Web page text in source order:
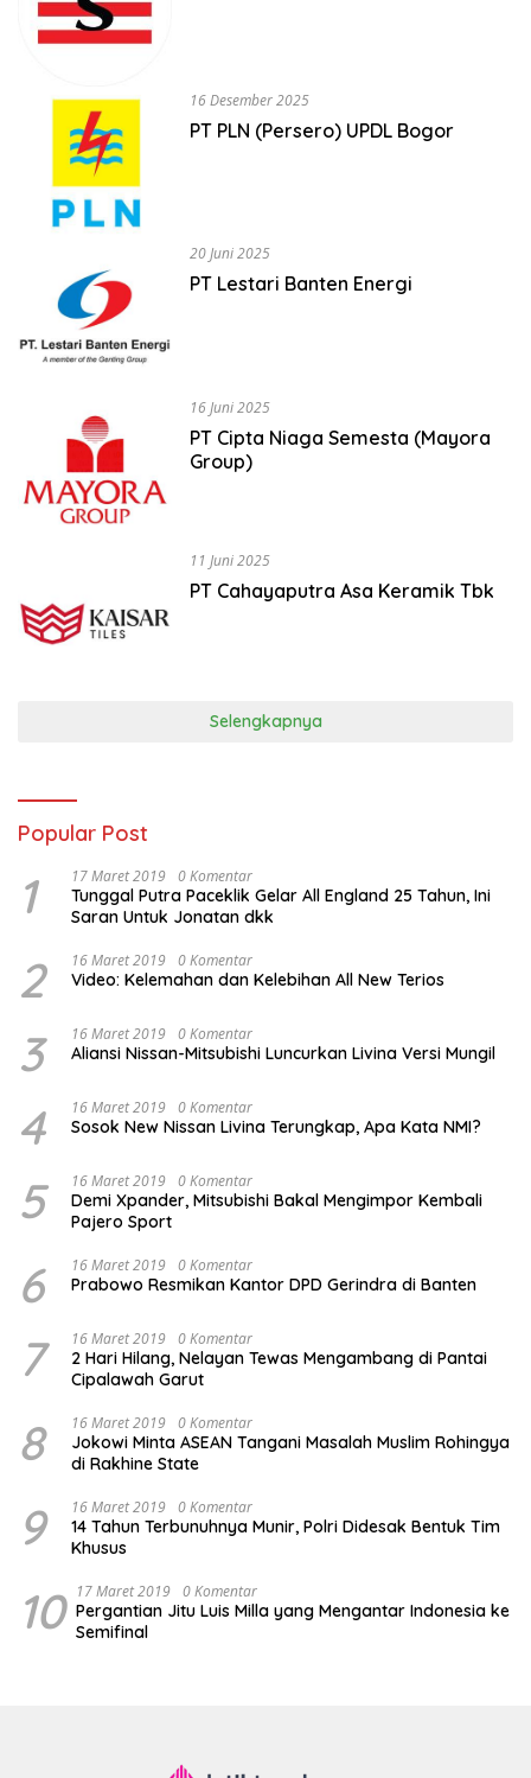
16 Desember 2025
PT PLN (Persero) UPDL Bogor
20 Juni 2025
PT Lestari Banten Energi
16 Juni 2025
PT Cipta Niaga Semesta (Mayora
Group)
11 Juni 2025
PT Cahayaputra Asa Keramik Tbk
Selengkapnya
Popular Post
1 17 Maret 2019 0 Komentar
Tunggal Putra Paceklik Gelar All England 25 Tahun, Ini
Saran Untuk Jonatan dkk
2 16 Maret 2019 0 Komentar
Video: Kelemahan dan Kelebihan All New Terios
3 16 Maret 2019 0 Komentar
Aliansi Nissan-Mitsubishi Luncurkan Livina Versi Mungil
4 16 Maret 2019 0 Komentar
Sosok New Nissan Livina Terungkap, Apa Kata NMI?
5 16 Maret 2019 0 Komentar
Demi Xpander, Mitsubishi Bakal Mengimpor Kembali
Pajero Sport
6 16 Maret 2019 0 Komentar
Prabowo Resmikan Kantor DPD Gerindra di Banten
7 16 Maret 2019 0 Komentar
2 Hari Hilang, Nelayan Tewas Mengambang di Pantai
Cipalawah Garut
8 16 Maret 2019 0 Komentar
Jokowi Minta ASEAN Tangani Masalah Muslim Rohingya
di Rakhine State
9 16 Maret 2019 0 Komentar
14 Tahun Terbunuhnya Munir, Polri Didesak Bentuk Tim
Khusus
10 17 Maret 2019 0 Komentar
Pergantian Jitu Luis Milla yang Mengantar Indonesia ke
Semifinal